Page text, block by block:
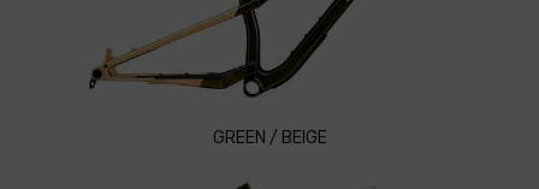
GREEN / BEIGE